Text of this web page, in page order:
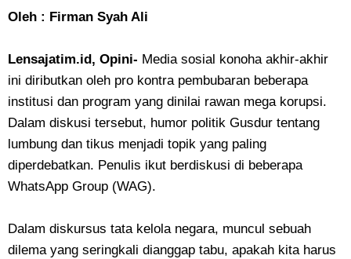
Oleh : Firman Syah Ali
Lensajatim.id, Opini- Media sosial konoha akhir-akhir
ini diributkan oleh pro kontra pembubaran beberapa
institusi dan program yang dinilai rawan mega korupsi.
Dalam diskusi tersebut, humor politik Gusdur tentang
lumbung dan tikus menjadi topik yang paling
diperdebatkan. Penulis ikut berdiskusi di beberapa
WhatsApp Group (WAG).
​Dalam diskursus tata kelola negara, muncul sebuah
dilema yang seringkali dianggap tabu, apakah kita harus